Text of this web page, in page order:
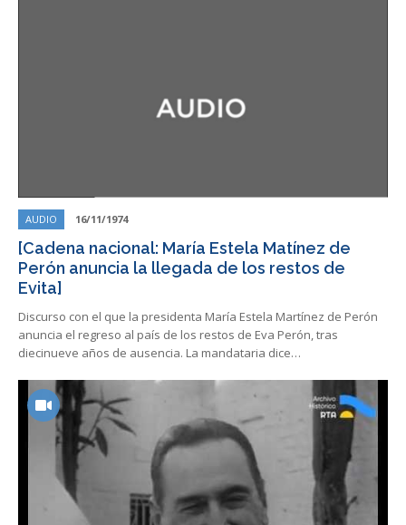
AUDIO 16/11/1974
[Cadena nacional: María Estela Matínez de
Perón anuncia la llegada de los restos de
Evita]
Discurso con el que la presidenta María Estela Martínez de Perón
anuncia el regreso al país de los restos de Eva Perón, tras
diecinueve años de ausencia. La mandataria dice…